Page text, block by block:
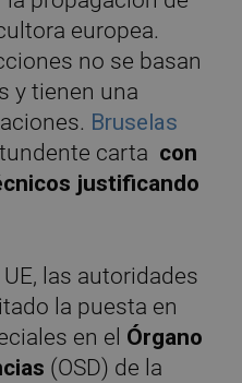
europea.
no se basan
y tienen una
Bruselas
carta con
justificando
las autoridades
la puesta en
en el Órgano
(OSD) de la